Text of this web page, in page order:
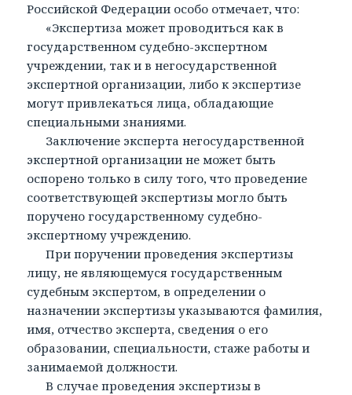
Российской Федерации особо отмечает, что:
«Экспертиза может проводиться как в
государственном судебно-экспертном
учреждении, так и в негосударственной
экспертной организации, либо к экспертизе
могут привлекаться лица, обладающие
специальными знаниями.
Заключение эксперта негосударственной
экспертной организации не может быть
оспорено только в силу того, что проведение
соответствующей экспертизы могло быть
поручено государственному судебно-
экспертному учреждению.
При поручении проведения экспертизы
лицу, не являющемуся государственным
судебным экспертом, в определении о
назначении экспертизы указываются фамилия,
имя, отчество эксперта, сведения о его
образовании, специальности, стаже работы и
занимаемой должности.
В случае проведения экспертизы в